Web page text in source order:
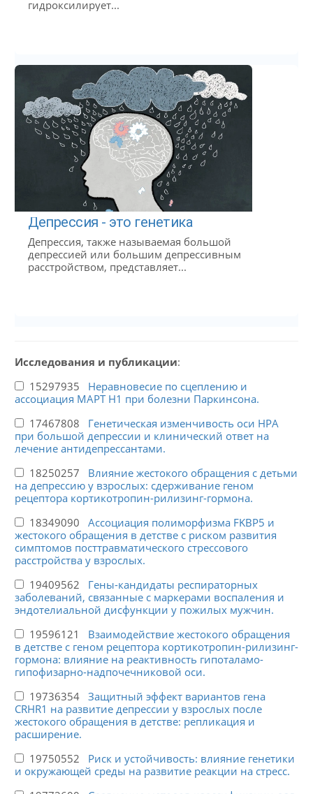
гидроксилирует...
Депрессия - это генетика
Депрессия, также называемая большой
депрессией или большим депрессивным
расстройством, представляет...
Исследования и публикации:
15297935 Неравновесие по сцеплению и
ассоциация MAPT H1 при болезни Паркинсона.
17467808 Генетическая изменчивость оси HPA
при большой депрессии и клинический ответ на
лечение антидепрессантами.
18250257 Влияние жестокого обращения с детьми
на депрессию у взрослых: сдерживание геном
рецептора кортикотропин-рилизинг-гормона.
18349090 Ассоциация полиморфизма FKBP5 и
жестокого обращения в детстве с риском развития
симптомов посттравматического стрессового
расстройства у взрослых.
19409562 Гены-кандидаты респираторных
заболеваний, связанные с маркерами воспаления и
эндотелиальной дисфункции у пожилых мужчин.
19596121 Взаимодействие жестокого обращения
в детстве с геном рецептора кортикотропин-рилизинг-
гормона: влияние на реактивность гипоталамо-
гипофизарно-надпочечниковой оси.
19736354 Защитный эффект вариантов гена
CRHR1 на развитие депрессии у взрослых после
жестокого обращения в детстве: репликация и
расширение.
19750552 Риск и устойчивость: влияние генетики
и окружающей среды на развитие реакции на стресс.